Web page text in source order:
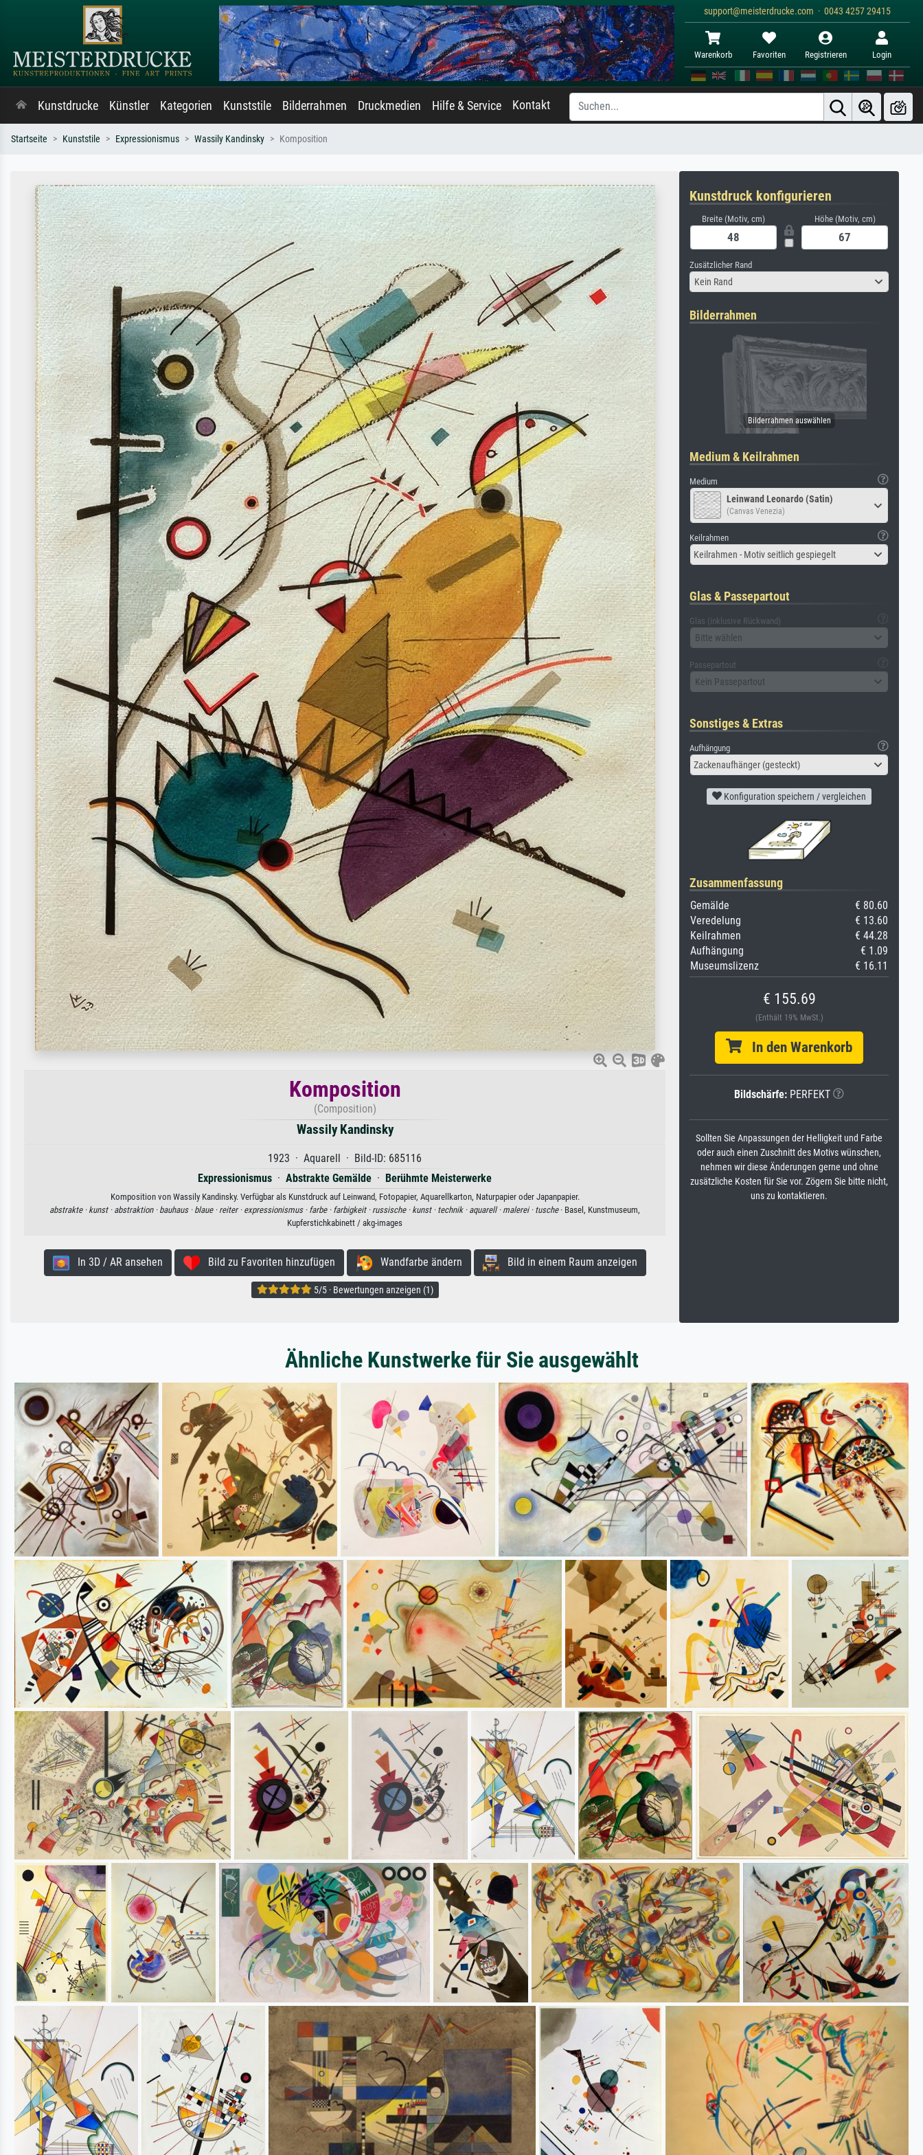
support@meisterdrucke.com · 0043 4257 29415
Warenkorb Favoriten Registrieren Login
Kunstdrucke Künstler Kategorien Kunststile Bilderrahmen Druckmedien Hilfe & Service Kontakt
Startseite Kunststile Expressionismus Wassily Kandinsky Komposition
Komposition
(Composition)
Wassily Kandinsky
1923 · Aquarell · Bild-ID: 685116
Expressionismus · Abstrakte Gemälde · Berühmte Meisterwerke
Komposition von Wassily Kandinsky. Verfügbar als Kunstdruck auf Leinwand, Fotopapier, Aquarellkarton, Naturpapier oder Japanpapier.
abstrakte · kunst · abstraktion · bauhaus · blaue · reiter · expressionismus · farbe · farbigkeit · russische · kunst · technik · aquarell · malerei · tusche· Basel, Kunstmuseum,
Kupferstichkabinett / akg-images
In 3D / AR ansehen Bild zu Favoriten hinzufügen Wandfarbe ändern Bild in einem Raum anzeigen
5/5 · Bewertungen anzeigen (1)
Kunstdruck konfigurieren
Breite (Motiv, cm) Höhe (Motiv, cm)
Zusätzlicher Rand
Kein Rand
Bilderrahmen
Medium & Keilrahmen
Medium
Leinwand Leonardo (Satin)
(Canvas Venezia)
Keilrahmen
Keilrahmen - Motiv seitlich gespiegelt
Glas & Passepartout
Glas (inklusive Rückwand)
Bitte wählen
Passepartout
Kein Passepartout
Sonstiges & Extras
Aufhängung
Zackenaufhänger (gesteckt)
Konfiguration speichern / vergleichen
Zusammenfassung
Gemälde
€ 80.60
Veredelung
€ 13.60
Keilrahmen
€ 44.28
Aufhängung
€ 1.09
Museumslizenz
€ 16.11
€ 155.69
(Enthält 19% MwSt.)
In den Warenkorb
Bildschärfe: PERFEKT
Sollten Sie Anpassungen der Helligkeit und Farbe
oder auch einen Zuschnitt des Motivs wünschen,
nehmen wir diese Änderungen gerne und ohne
zusätzliche Kosten für Sie vor. Zögern Sie bitte nicht,
uns zu kontaktieren.
Ähnliche Kunstwerke für Sie ausgewählt